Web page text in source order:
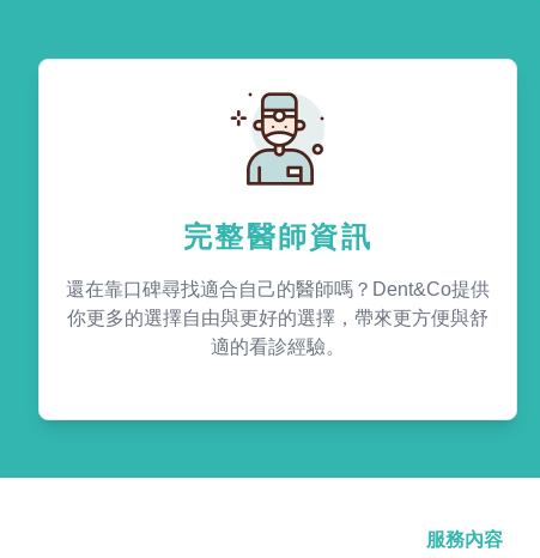
完整醫師資訊
還在靠口碑尋找適合自己的醫師嗎？Dent&Co提供
你更多的選擇自由與更好的選擇，帶來更方便與舒
適的看診經驗。
服務內容